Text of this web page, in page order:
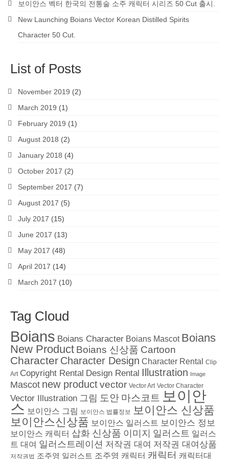
보이안스 벡터 한국의 전통술 소주 캐릭터 시리즈 50 Cut 출시.
New Launching Boians Vector Korean Distilled Spirits
Character 50 Cut.
List of Posts
November 2019 (2)
March 2019 (1)
February 2019 (1)
August 2018 (2)
January 2018 (4)
October 2017 (2)
September 2017 (7)
August 2017 (5)
July 2017 (15)
June 2017 (13)
May 2017 (48)
April 2017 (14)
March 2017 (10)
Tag Cloud
Boians Boians Character Boians Mascot Boians
New Product Boians 신상품 Cartoon
Character Character Design Character Rental
Clip
Art Copyright Rental Design Rental Illustration Image
Mascot new productvector Vector Art Vector Character
Vector Illustration 그림 도안 마스코트 보이안
스 보이안스 그림 보이안스 법률정보
보이안스 신상품
보이안스신상품 보이안스 일러스트 보이안스 정보
보이안스 캐릭터 삽화 신상품 이미지 일러스트 일러스
트 대여 일러스트레이션 저작권 대여 저작권 대여상품
저작권법 조주영 일러스트 조주영 캐릭터 캐릭터 캐릭터대